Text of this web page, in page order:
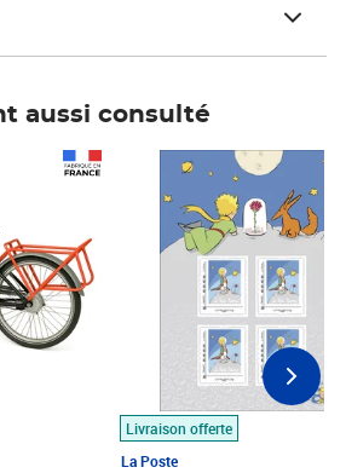
aussi consulté
Livraison offerte
La Poste
Prix 7,50€